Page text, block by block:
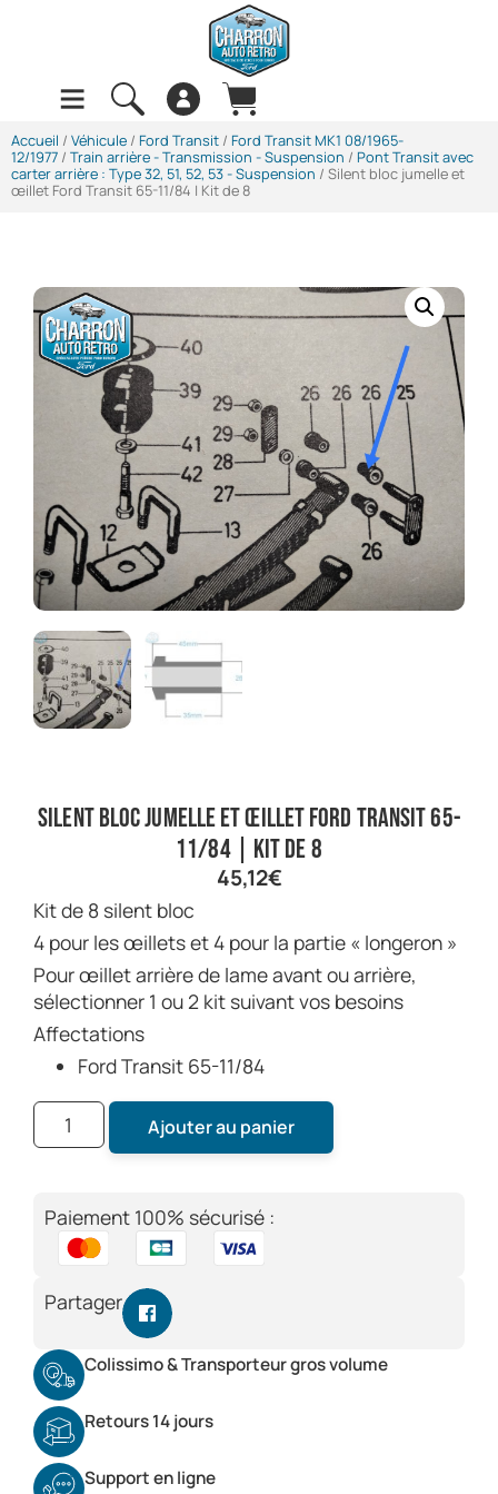
Accueil / Véhicule / Ford Transit / Ford Transit MK1 08/1965-
12/1977 / Train arrière - Transmission - Suspension / Pont Transit avec
carter arrière : Type 32, 51, 52, 53 - Suspension / Silent bloc jumelle et
œillet Ford Transit 65-11/84 | Kit de 8
Silent bloc jumelle et œillet Ford Transit 65-
11/84 | Kit de 8
45,12€
Kit de 8 silent bloc
4 pour les œillets et 4 pour la partie « longeron »
Pour œillet arrière de lame avant ou arrière,
sélectionner 1 ou 2 kit suivant vos besoins
Affectations
Ford Transit 65-11/84
Ajouter au panier
Paiement 100% sécurisé :
Partager
Colissimo & Transporteur gros volume
Retours 14 jours
Support en ligne